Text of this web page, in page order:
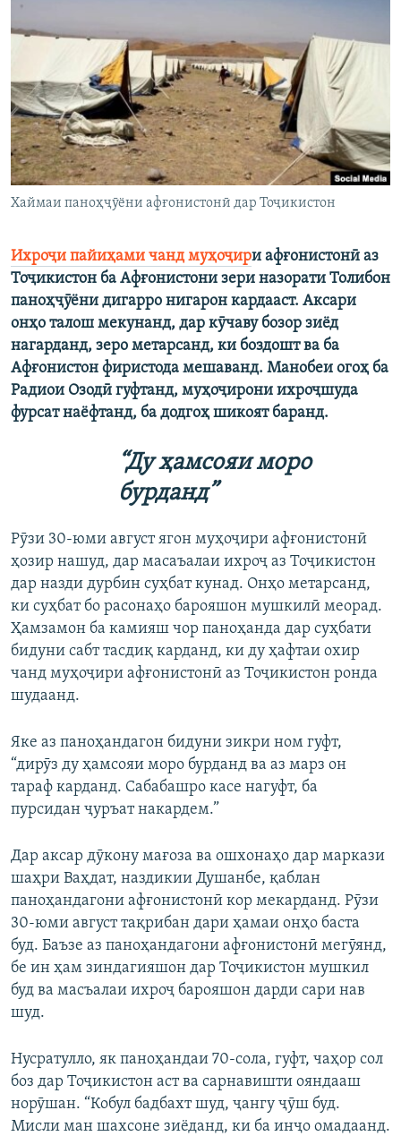
Русский
ПАЙГИРӢ КУНЕД
Ҳамаи сомонаҳои RFE/RL
Хаймаи паноҳҷӯёни афғонистонӣ дар Тоҷикистон
Ихроҷи пайиҳами чанд муҳоҷири афғонистонӣ аз
Тоҷикистон ба Афғонистони зери назорати Толибон
паноҳҷӯёни дигарро нигарон кардааст. Аксари
онҳо талош мекунанд, дар кӯчаву бозор зиёд
нагарданд, зеро метарсанд, ки боздошт ва ба
Афғонистон фиристода мешаванд. Манобеи огоҳ ба
Радиои Озодӣ гуфтанд, муҳоҷирони ихроҷшуда
фурсат наёфтанд, ба додгоҳ шикоят баранд.
“Ду ҳамсояи моро
бурданд”
Рӯзи 30-юми август ягон муҳоҷири афғонистонӣ
ҳозир нашуд, дар масаъалаи ихроҷ аз Тоҷикистон
дар назди дурбин суҳбат кунад. Онҳо метарсанд,
ки суҳбат бо расонаҳо барояшон мушкилӣ меорад.
Ҳамзамон ба камияш чор паноҳанда дар суҳбати
бидуни сабт тасдиқ карданд, ки ду ҳафтаи охир
чанд муҳоҷири афғонистонӣ аз Тоҷикистон ронда
шудаанд.
Яке аз паноҳандагон бидуни зикри ном гуфт,
“дирӯз ду ҳамсояи моро бурданд ва аз марз он
тараф карданд. Сабабашро касе нагуфт, ба
пурсидан ҷуръат накардем.”
Дар аксар дӯкону мағоза ва ошхонаҳо дар маркази
шаҳри Ваҳдат, наздикии Душанбе, қаблан
паноҳандагони афғонистонӣ кор мекарданд. Рӯзи
30-юми август тақрибан дари ҳамаи онҳо баста
буд. Баъзе аз паноҳандагони афғонистонӣ мегӯянд,
бе ин ҳам зиндагияшон дар Тоҷикистон мушкил
буд ва масъалаи ихроҷ барояшон дарди сари нав
шуд.
Нусратулло, як паноҳандаи 70-сола, гуфт, чаҳор сол
боз дар Тоҷикистон аст ва сарнавишти ояндааш
норӯшан. “Кобул бадбахт шуд, ҷангу ҷӯш буд.
Мисли ман шахсоне зиёданд, ки ба инҷо омадаанд.